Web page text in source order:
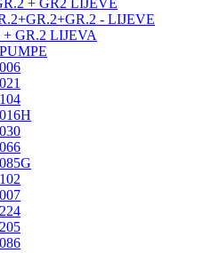
+ GR2 LIJEVE
- LIJEVE
+ GR.2 LIJEVA